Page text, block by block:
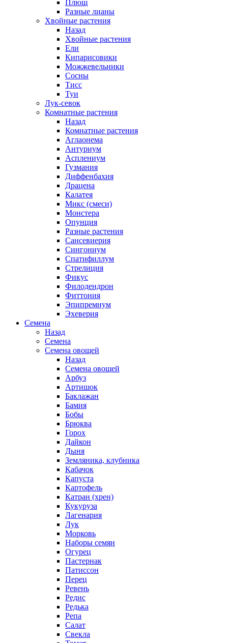
Плющ
Разные лианы
Хвойные растения
Назад
Хвойные растения
Ели
Кипарисовики
Можжевельники
Сосны
Тисс
Туи
Лук-севок
Комнатные растения
Назад
Комнатные растения
Аглаонема
Антуриум
Асплениум
Гузмания
Диффенбахия
Драцена
Калатея
Микс (смеси)
Монстера
Опунция
Разные растения
Сансевиерия
Сингониум
Спатифиллум
Стрелиция
Фикус
Филодендрон
Фиттония
Эпипремнум
Эхеверия
Семена
Назад
Семена
Семена овощей
Назад
Семена овощей
Арбуз
Артишок
Баклажан
Бамия
Бобы
Брюква
Горох
Дайкон
Дыня
Земляника, клубника
Кабачок
Капуста
Картофель
Катран (хрен)
Кукуруза
Лагенария
Лук
Морковь
Наборы семян
Огурец
Пастернак
Патиссон
Перец
Ревень
Редис
Редька
Репа
Салат
Свекла